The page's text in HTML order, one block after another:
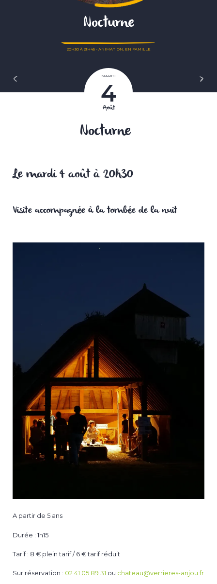
Nocturne
20H30À 21H45- ANIMATION, EN FAMILLE
le
MARDI
4
Août
Navigation
de
Article
Nocturne
Le mardi 4 août à 20h30
Visite accompagnée à la tombée de la nuit
A partir de 5 ans
Durée : 1h15
Tarif : 8 € plein tarif / 6 € tarif réduit
Sur réservation : 02 41 05 89 31 ou chateau@verrieres-anjou.fr